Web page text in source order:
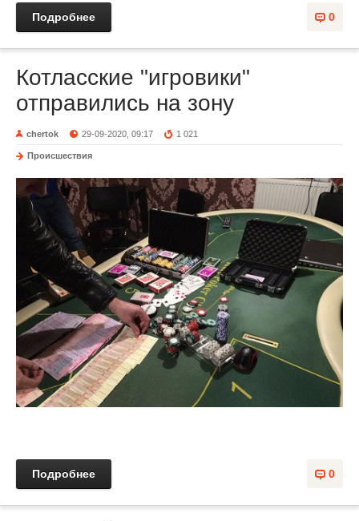
0
Подробнее
Котласские "игровики"
отправились на зону
chertok 29-09-2020, 09:17 1 021
Происшествия
0
Подробнее